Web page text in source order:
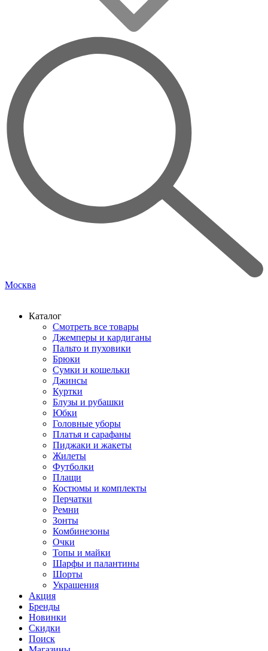
Москва
Каталог
Смотреть все товары
Джемперы и кардиганы
Пальто и пуховики
Брюки
Сумки и кошельки
Джинсы
Куртки
Блузы и рубашки
Юбки
Головные уборы
Платья и сарафаны
Пиджаки и жакеты
Жилеты
Футболки
Плащи
Костюмы и комплекты
Перчатки
Ремни
Зонты
Комбинезоны
Очки
Топы и майки
Шарфы и палантины
Шорты
Украшения
Акция
Бренды
Новинки
Скидки
Поиск